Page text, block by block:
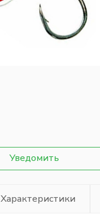
Уведомить
Характеристики